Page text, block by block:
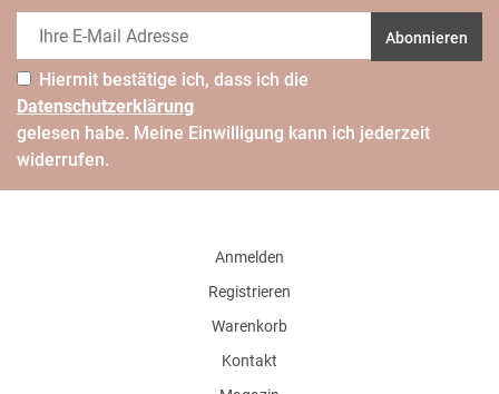
Abonnieren
Hiermit bestätige ich, dass ich die
Daten­schutz­erklärung
gelesen habe. Meine Einwilligung kann ich jederzeit
widerrufen.
Anmelden
Registrieren
Warenkorb
Kontakt